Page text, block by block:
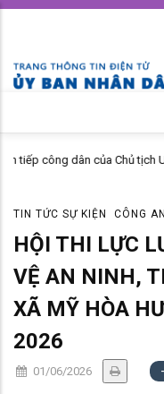
Skip
content
MỸ HÒA HƯNG NÂNG
TIN TỨC SỰ KIỆN CÔNG
HỘI THI LỰC
VỆ AN NINH,
XÃ MỸ HÒA
2026
01/06/2026 -